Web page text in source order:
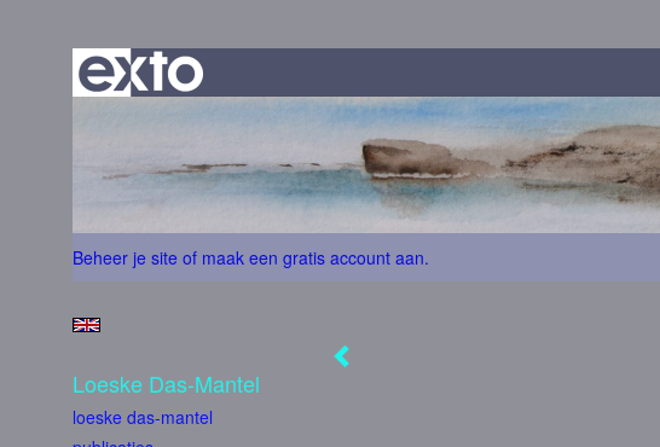
Beheer je site of maak een gratis account aan.
Loeske Das-Mantel
loeske das-mantel